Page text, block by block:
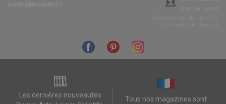
Les dernières nouveautés
Tous nos magazines sont